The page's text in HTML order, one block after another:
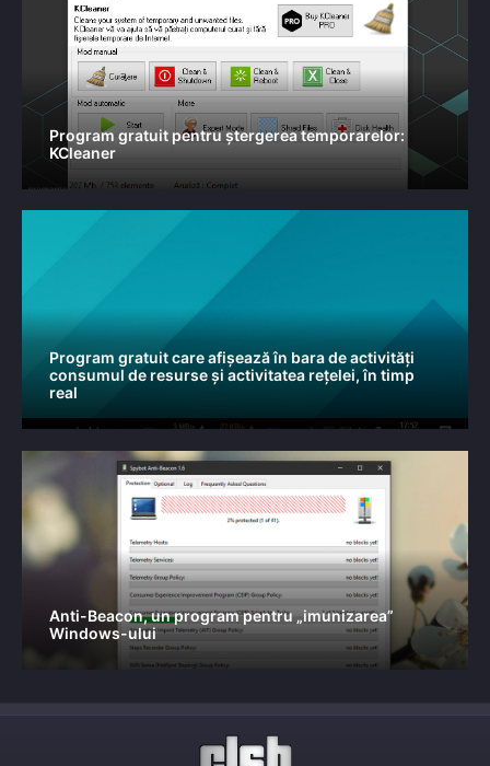
Program gratuit pentru ștergerea temporarelor:
KCleaner
Program gratuit care afișează în bara de activități
consumul de resurse și activitatea rețelei, în timp
real
Anti-Beacon, un program pentru „imunizarea”
Windows-ului